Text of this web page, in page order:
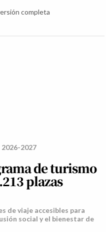
completa
2026-2027
de turismo
plazas
de viaje accesibles para
social y el bienestar de